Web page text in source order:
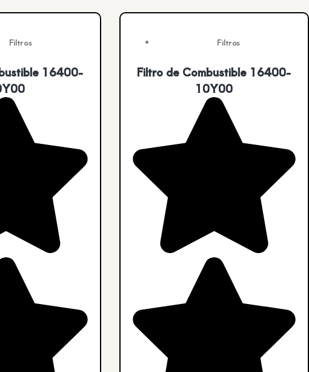
Filtros
16400-
Filtros
Filtro de Combustible 16400-
10Y00